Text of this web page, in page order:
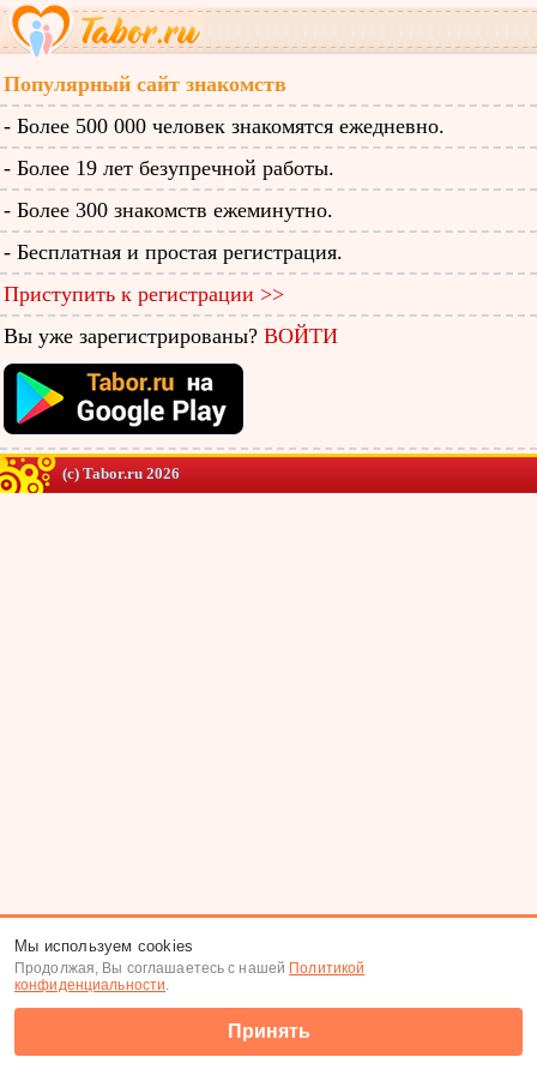
Популярный сайт знакомств
- Более 500 000 человек знакомятся ежедневно.
- Более 19 лет безупречной работы.
- Более 300 знакомств ежеминутно.
- Бесплатная и простая регистрация.
Приступить к регистрации >>
Вы уже зарегистрированы? ВОЙТИ
(c) Tabor.ru 2026
Мы используем cookies
Продолжая, Вы соглашаетесь с нашей Политикой
конфиденциальности.
Принять